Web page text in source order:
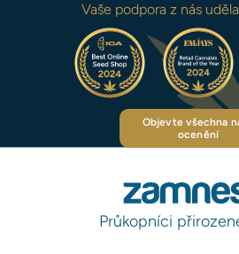
Vaše podpora z nás
Objevte všechna
ocenění
Průkopníci